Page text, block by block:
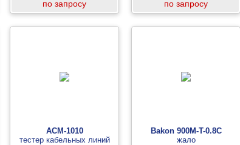
по запросу по запросу
АСМ-1010
тестер кабельных линий
Bakon 900M-T-0.8C
жало